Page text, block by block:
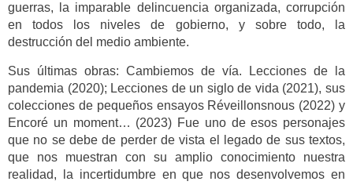
guerras, la imparable delincuencia organizada, corrupción
en todos los niveles de gobierno, y sobre todo, la
destrucción del medio ambiente.
Sus últimas obras: Cambiemos de vía. Lecciones de la
pandemia (2020); Lecciones de un siglo de vida (2021), sus
colecciones de pequeños ensayos Réveillonsnous (2022) y
Encoré un moment… (2023) Fue uno de esos personajes
que no se debe de perder de vista el legado de sus textos,
que nos muestran con su amplio conocimiento nuestra
realidad, la incertidumbre en que nos desenvolvemos en